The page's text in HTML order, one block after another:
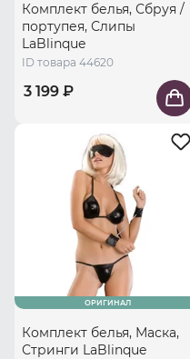
Комплект белья, Сбруя /
портупея, Слипы
LaBlinque
ID товара 44620
3 199 ₽
ОРИГИНАЛ
Комплект белья, Маска,
Стринги LaBlinque